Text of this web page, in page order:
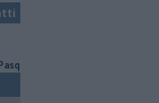
"Il dialogo deve continuare"